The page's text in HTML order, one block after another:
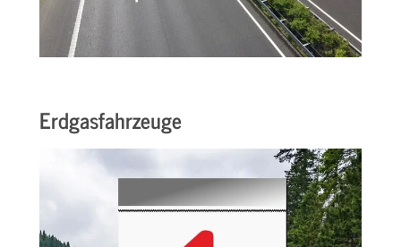
Erdgasfahrzeuge